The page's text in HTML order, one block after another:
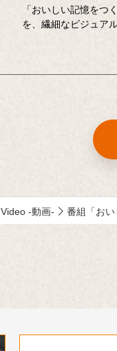
「おいしい記憶をつ
を、繊細なビジュア
Video -動画- 番組「おい